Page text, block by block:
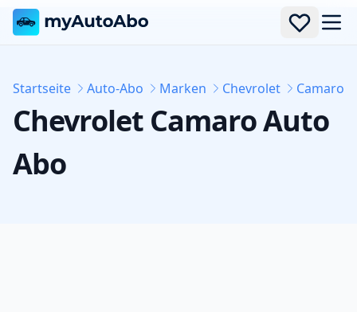
Startseite Auto-Abo Marken Chevrolet Camaro
Chevrolet CamaroAuto
Abo